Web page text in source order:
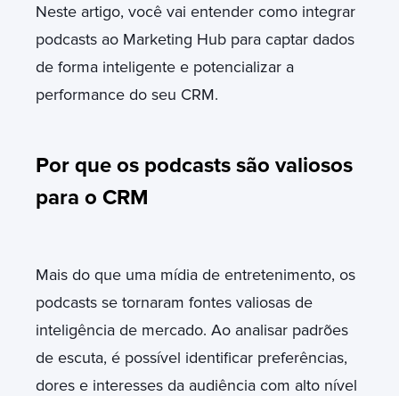
Neste artigo, você vai entender como integrar
podcasts ao Marketing Hub para captar dados
de forma inteligente e potencializar a
performance do seu CRM.
Por que os podcasts são valiosos
para o CRM
Mais do que uma mídia de entretenimento, os
podcasts se tornaram fontes valiosas de
inteligência de mercado. Ao analisar padrões
de escuta, é possível identificar preferências,
dores e interesses da audiência com alto nível